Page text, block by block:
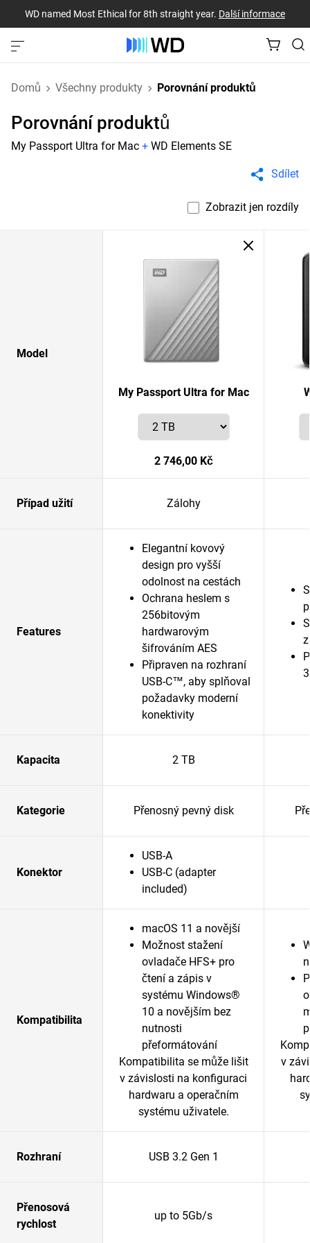
WD named Most Ethical for 8th straight year. Další informace
Domů Všechny produkty Porovnání produktů
Porovnání produktů
My Passport Ultra for Mac + WD Elements SE
Sdílet
Zobrazit jen rozdíly
Model
My Passport Ultra for Mac
2 746,00 Kč
Případ užití Zálohy
Features
Elegantní kovový
design pro vyšší
odolnost na cestách
Ochrana heslem s
256bitovým
hardwarovým
šifrováním AES
Připraven na rozhraní
USB-C™, aby splňoval
požadavky moderní
konektivity
Kapacita 2 TB
Kategorie Přenosný pevný disk
Konektor
USB-A
USB-C (adapter
included)
Kompatibilita
macOS 11 a novější
Možnost stažení
ovladače HFS+ pro
čtení a zápis v
systému Windows®
10 a novějším bez
nutnosti
přeformátování
Kompatibilita se může lišit
v závislosti na konfiguraci
hardwaru a operačním
systému uživatele.
v
Rozhraní USB 3.2 Gen 1
Přenosová
rychlost
up to 5Gb/s